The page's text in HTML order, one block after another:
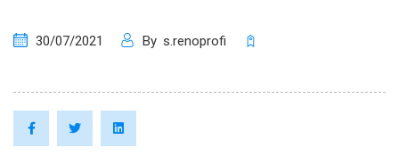
30/07/2021 By s.renoprofi